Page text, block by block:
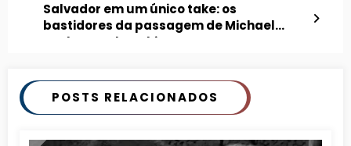
Salvador em um único take: os
bastidores da passagem de Michael
Jackson pela Bahia
POSTS RELACIONADOS